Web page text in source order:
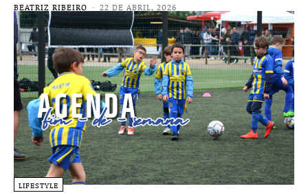
BEATRIZ RIBEIRO - 22 DE ABRIL, 2026
LIFESTYLE